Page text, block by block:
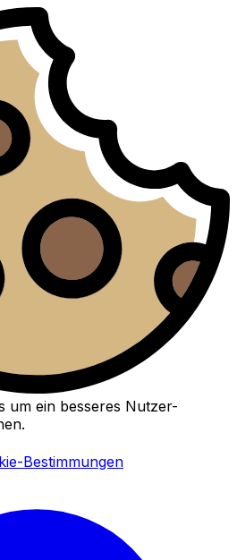
um ein besseres Nutzer-
Bestimmungen